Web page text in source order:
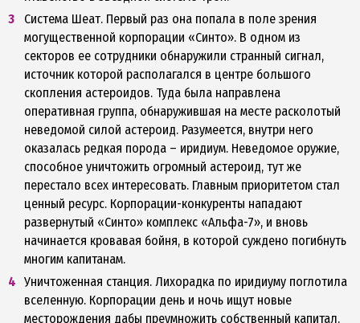
Система Шеат. Первый раз она попала в поле зрения
могущественной корпорации «Синто». В одном из
секторов ее сотрудники обнаружили странный сигнал,
источник которой располагался в центре большого
скопления астероидов. Туда была направлена
оперативная группа, обнаружившая на месте расколотый
неведомой силой астероид. Разумеется, внутри него
оказалась редкая порода – иридиум. Неведомое оружие,
способное уничтожить огромный астероид, тут же
перестало всех интересовать. Главным приоритетом стал
ценный ресурс. Корпорации-конкуренты нападают
развернутый «Синто» комплекс «Альфа-7», и вновь
начинается кровавая бойня, в которой суждено погибнуть
многим капитанам.
Уничтоженная станция. Лихорадка по иридиуму поглотила
вселенную. Корпорации день и ночь ищут новые
месторождения дабы преумножить собственный капитал.